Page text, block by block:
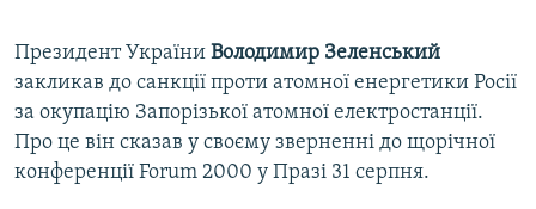
Усі сайти RFE/RL
Президент України Володимир Зеленський
закликав до санкції проти атомної енергетики Росії
за окупацію Запорізької атомної електростанції.
Про це він сказав у своєму зверненні до щорічної
конференції Forum 2000 у Празі 31 серпня.